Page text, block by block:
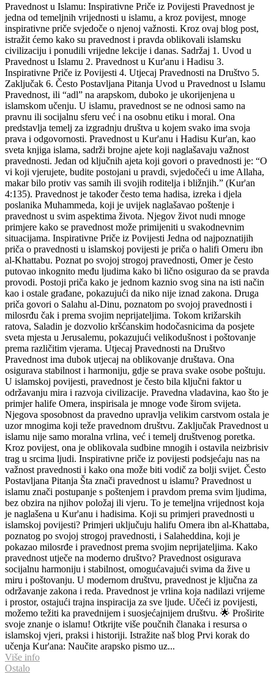
Pravednost u Islamu: Inspirativne Priče iz Povijesti Pravednost je
jedna od temeljnih vrijednosti u islamu, a kroz povijest, mnoge
inspirativne priče svjedoče o njenoj važnosti. Kroz ovaj blog post,
istražit ćemo kako su pravednost i pravda oblikovali islamsku
civilizaciju i ponudili vrijedne lekcije i danas. Sadržaj 1. Uvod u
Pravednost u Islamu 2. Pravednost u Kur'anu i Hadisu 3.
Inspirativne Priče iz Povijesti 4. Utjecaj Pravednosti na Društvo 5.
Zaključak 6. Često Postavljana Pitanja Uvod u Pravednost u Islamu
Pravednost, ili “adl” na arapskom, duboko je ukorijenjena u
islamskom učenju. U islamu, pravednost se ne odnosi samo na
pravnu ili socijalnu sferu već i na osobnu etiku i moral. Ona
predstavlja temelj za izgradnju društva u kojem svako ima svoja
prava i odgovornosti. Pravednost u Kur'anu i Hadisu Kur'an, kao
sveta knjiga islama, sadrži brojne ajete koji naglašavaju važnost
pravednosti. Jedan od ključnih ajeta koji govori o pravednosti je: “O
vi koji vjerujete, budite postojani u pravdi, svjedočeći u ime Allaha,
makar bilo protiv vas samih ili svojih roditelja i bližnjih.” (Kur'an
4:135). Pravednost je također često tema hadisa, izreka i djela
poslanika Muhammeda, koji je uvijek naglašavao poštenje i
pravednost u svim aspektima života. Njegov život nudi mnoge
primjere kako se pravednost može primijeniti u svakodnevnim
situacijama. Inspirativne Priče iz Povijesti Jedna od najpoznatijih
priča o pravednosti u islamskoj povijesti je priča o halifi Omeru ibn
al-Khattabu. Poznat po svojoj strogoj pravednosti, Omer je često
putovao inkognito među ljudima kako bi lično osigurao da se pravda
provodi. Postoji priča kako je jednom kaznio svog sina na isti način
kao i ostale građane, pokazujući da niko nije iznad zakona. Druga
priča govori o Salahu al-Dinu, poznatom po svojoj pravednosti i
milosrđu čak i prema svojim neprijateljima. Tokom križarskih
ratova, Saladin je dozvolio kršćanskim hodočasnicima da posjete
sveta mjesta u Jerusalemu, pokazujući velikodušnost i poštovanje
prema različitim vjerama. Utjecaj Pravednosti na Društvo
Pravednost ima dubok utjecaj na oblikovanje društava. Ona
osigurava stabilnost i harmoniju, gdje se prava svake osobe poštuju.
U islamskoj povijesti, pravednost je često bila ključni faktor u
održavanju mira i razvoja civilizacije. Pravedna vladavina, kao što je
primjer halife Omera, inspirisala je mnoge vođe širom svijeta.
Njegova sposobnost da pravedno upravlja velikim carstvom ostala je
uzor mnogima koji teže pravednom društvu. Zaključak Pravednost u
islamu nije samo moralna vrlina, već i temelj društvenog poretka.
Kroz povijest, ona je oblikovala sudbine mnogih i ostavila neizbrisiv
trag u srcima ljudi. Inspirativne priče iz povijesti podsjećaju nas na
važnost pravednosti i kako ona može biti vodič za bolji svijet. Često
Postavljana Pitanja Šta znači pravednost u islamu? Pravednost u
islamu znači postupanje s poštenjem i pravdom prema svim ljudima,
bez obzira na njihov položaj ili vjeru. To je temeljna vrijednost koja
je naglašena u Kur'anu i hadisima. Koji su primjeri pravednosti u
islamskoj povijesti? Primjeri uključuju halifu Omera ibn al-Khattaba,
poznatog po svojoj strogoj pravednosti, i Salaheddina, koji je
pokazao milosrđe i pravednost prema svojim neprijateljima. Kako
pravednost utječe na moderno društvo? Pravednost osigurava
socijalnu harmoniju i stabilnost, omogućavajući svima da žive u
miru i poštovanju. U modernom društvu, pravednost je ključna za
održavanje zakona i reda. Pravednost je vrlina koja nadilazi vrijeme
i prostor, ostajući trajna inspiracija za sve ljude. Učeći iz povijesti,
možemo težiti ka pravednijem i suosjećajnijem društvu. 🌟 Proširite
svoje znanje o islamu! Otkrijte više poučnih članaka i resursa o
islamskoj vjeri, praksi i historiji. Istražite naš blog Prvi korak do
učenja Kur'ana: Naučite arapsko pismo uz...
Više info
Ostalo